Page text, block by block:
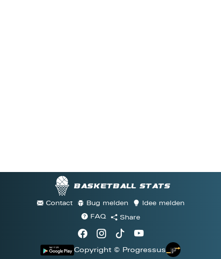
Basketball stats
Contact Bug melden
Idee melden
FAQ
Share
Copyright © Progressus